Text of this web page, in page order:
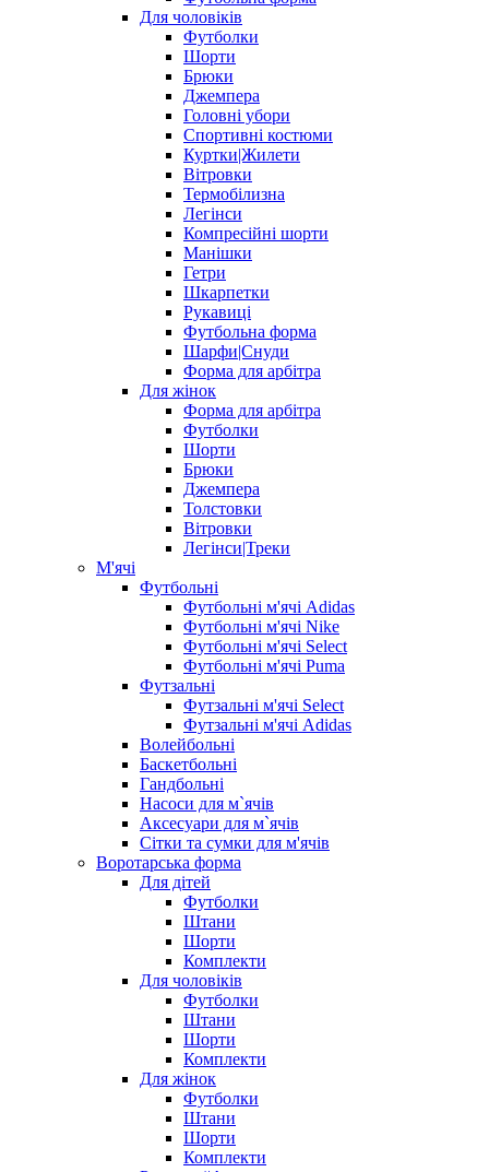
Для чоловіків
Футболки
Шорти
Брюки
Джемпера
Головні убори
Спортивні костюми
Куртки|Жилети
Вітровки
Термобілизна
Легінси
Компресійні шорти
Манішки
Гетри
Шкарпетки
Рукавиці
Футбольна форма
Шарфи|Снуди
Форма для арбітра
Для жінок
Форма для арбітра
Футболки
Шорти
Брюки
Джемпера
Толстовки
Вітровки
Легінси|Треки
М'ячі
Футбольні
Футбольні м'ячі Adidas
Футбольні м'ячі Nike
Футбольні м'ячі Select
Футбольні м'ячі Puma
Футзальні
Футзальні м'ячі Select
Футзальні м'ячі Adidas
Волейбольні
Баскетбольні
Гандбольні
Насоси для м`ячів
Аксесуари для м`ячів
Сітки та сумки для м'ячів
Воротарська форма
Для дітей
Футболки
Штани
Шорти
Комплекти
Для чоловіків
Футболки
Штани
Шорти
Комплекти
Для жінок
Футболки
Штани
Шорти
Комплекти